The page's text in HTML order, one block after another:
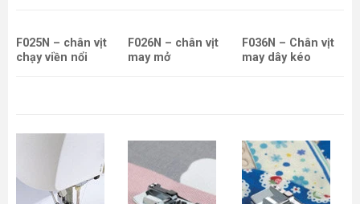
F025N – chân vịt
chạy viền nổi
F026N – chân vịt
may mở
F036N – Chân vịt
may dây kéo